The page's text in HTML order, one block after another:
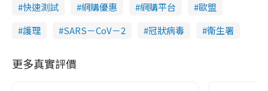
快速測試
網購優惠 網購平台
歐盟
護理
SARS－CoV－2 冠狀病毒 衞生署
更多真實評價